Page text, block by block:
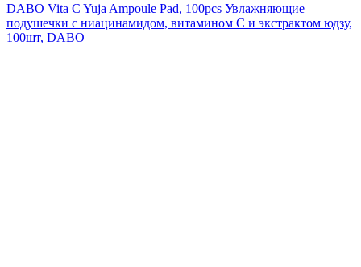
DABO Vita C Yuja Ampoule Pad, 100pcs Увлажняющие
подушечки с ниацинамидом, витамином С и экстрактом юдзу,
100шт, DABO